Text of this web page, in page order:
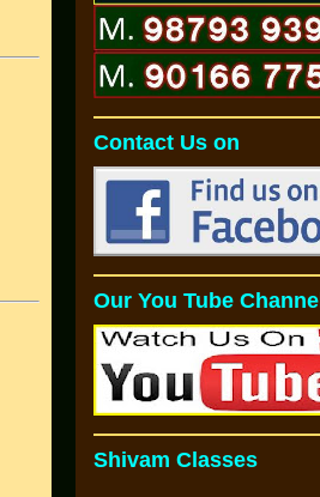
Contact Us on
Our You Tube Channel
Shivam Classes